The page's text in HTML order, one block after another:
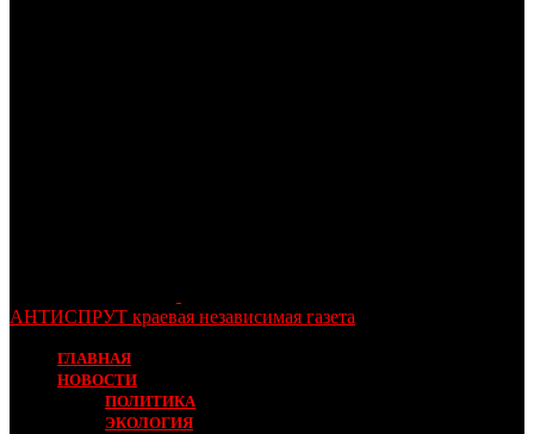
АНТИСПРУТ краевая независимая газета
ГЛАВНАЯ
НОВОСТИ
ПОЛИТИКА
ЭКОЛОГИЯ